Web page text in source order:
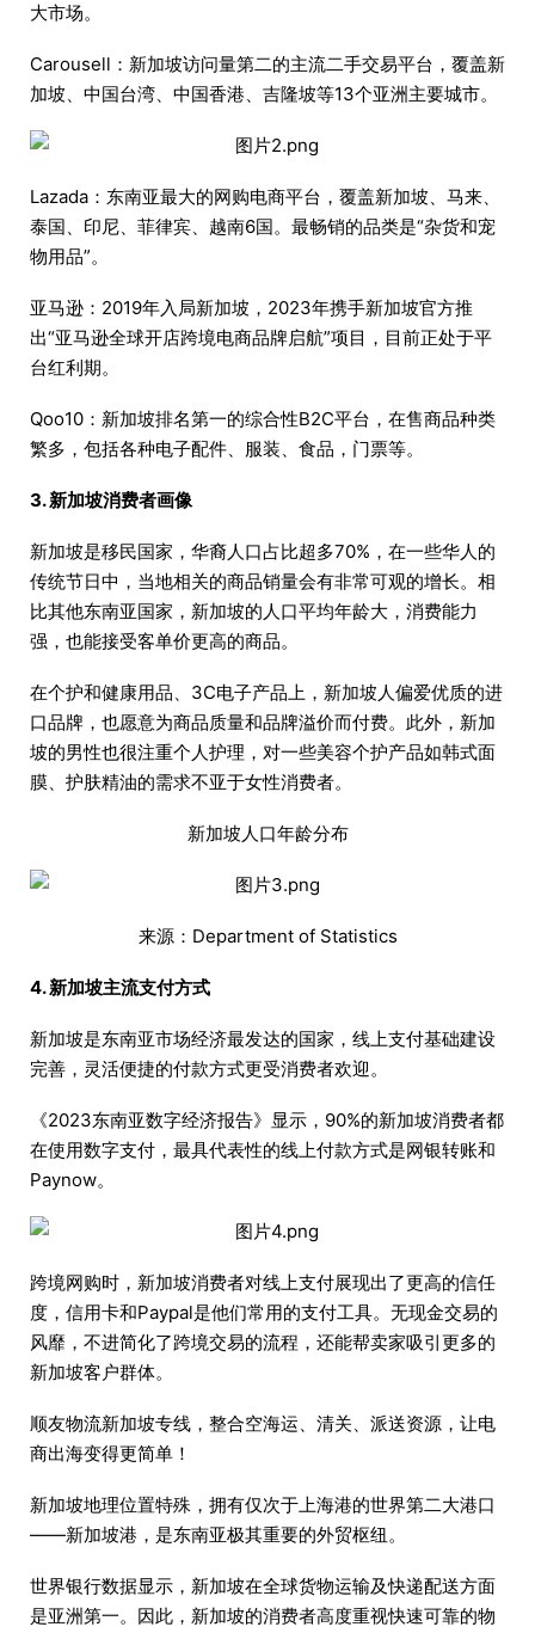
大市场。
Carousell：新加坡访问量第二的主流二手交易平台，覆盖新
加坡、中国台湾、中国香港、吉隆坡等13个亚洲主要城市。
Lazada：东南亚最大的网购电商平台，覆盖新加坡、马来、
泰国、印尼、菲律宾、越南6国。最畅销的品类是“杂货和宠
物用品”。
亚马逊：2019年入局新加坡，2023年携手新加坡官方推
出“亚马逊全球开店跨境电商品牌启航”项目，目前正处于平
台红利期。
Qoo10：新加坡排名第一的综合性B2C平台，在售商品种类
繁多，包括各种电子配件、服装、食品，门票等。
3. 新加坡消费者画像
新加坡是移民国家，华裔人口占比超多70%，在一些华人的
传统节日中，当地相关的商品销量会有非常可观的增长。相
比其他东南亚国家，新加坡的人口平均年龄大，消费能力
强，也能接受客单价更高的商品。
在个护和健康用品、3C电子产品上，新加坡人偏爱优质的进
口品牌，也愿意为商品质量和品牌溢价而付费。此外，新加
坡的男性也很注重个人护理，对一些美容个护产品如韩式面
膜、护肤精油的需求不亚于女性消费者。
新加坡人口年龄分布
来源：Department of Statistics
4. 新加坡主流支付方式
新加坡是东南亚市场经济最发达的国家，线上支付基础建设
完善，灵活便捷的付款方式更受消费者欢迎。
《2023东南亚数字经济报告》显示，90%的新加坡消费者都
在使用数字支付，最具代表性的线上付款方式是网银转账和
Paynow。
跨境网购时，新加坡消费者对线上支付展现出了更高的信任
度，信用卡和Paypal是他们常用的支付工具。无现金交易的
风靡，不进简化了跨境交易的流程，还能帮卖家吸引更多的
新加坡客户群体。
顺友物流新加坡专线，整合空海运、清关、派送资源，让电
商出海变得更简单！
新加坡地理位置特殊，拥有仅次于上海港的世界第二大港口
——新加坡港，是东南亚极其重要的外贸枢纽。
世界银行数据显示，新加坡在全球货物运输及快递配送方面
是亚洲第一。因此，新加坡的消费者高度重视快速可靠的物